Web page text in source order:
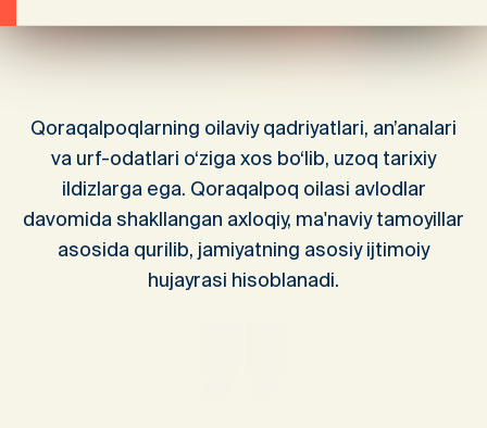
Qoraqalpoqlarning oilaviy qadriyatlari, an’analari
va urf-odatlari o‘ziga xos bo‘lib, uzoq tarixiy
ildizlarga ega. Qoraqalpoq oilasi avlodlar
davomida shakllangan axloqiy, ma'naviy tamoyillar
asosida qurilib, jamiyatning asosiy ijtimoiy
hujayrasi hisoblanadi.